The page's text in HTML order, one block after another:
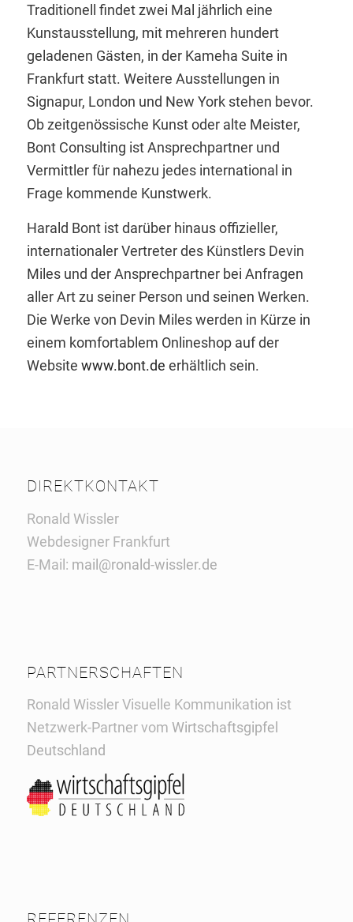
Traditionell findet zwei Mal jährlich eine
Kunstausstellung, mit mehreren hundert
geladenen Gästen, in der Kameha Suite in
Frankfurt statt. Weitere Ausstellungen in
Signapur, London und New York stehen bevor.
Ob zeitgenössische Kunst oder alte Meister,
Bont Consulting ist Ansprechpartner und
Vermittler für nahezu jedes international in
Frage kommende Kunstwerk.
Harald Bont ist darüber hinaus offizieller,
internationaler Vertreter des Künstlers Devin
Miles und der Ansprechpartner bei Anfragen
aller Art zu seiner Person und seinen Werken.
Die Werke von Devin Miles werden in Kürze in
einem komfortablem Onlineshop auf der
Website www.bont.de erhältlich sein.
DIREKTKONTAKT
Ronald Wissler
Webdesigner Frankfurt
E-Mail: mail@ronald-wissler.de
PARTNERSCHAFTEN
Ronald Wissler Visuelle Kommunikation ist
Netzwerk-Partner vom Wirtschaftsgipfel
Deutschland